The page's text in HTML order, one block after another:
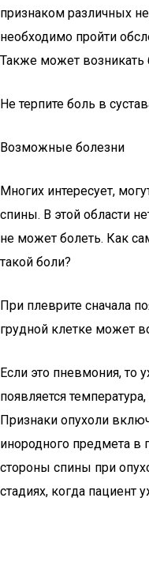
признаком различных
необходимо пройти
Также может возникать
Не терпите боль в
Возможные болезни
Многих интересует,
спины. В этой области
не может болеть. Как
такой боли?
При плеврите сначала
грудной клетке может
Если это пневмония, то
появляется
Признаки опухоли
инородного предмета в
стороны спины при
стадиях, когда пациент